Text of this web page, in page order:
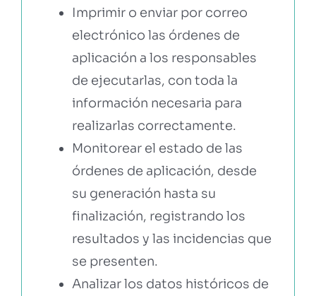
Imprimir o enviar por correo
electrónico las órdenes de
aplicación a los responsables
de ejecutarlas, con toda la
información necesaria para
realizarlas correctamente.
Monitorear el estado de las
órdenes de aplicación, desde
su generación hasta su
finalización, registrando los
resultados y las incidencias que
se presenten.
Analizar los datos históricos de